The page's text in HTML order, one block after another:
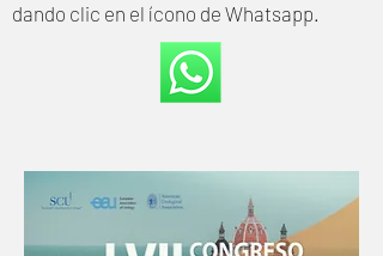
dando clic en el ícono de Whatsapp.